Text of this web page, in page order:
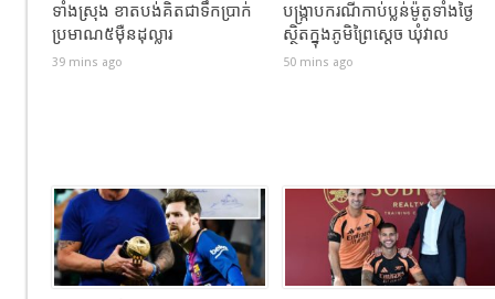
ទាំងស្រុង ខាតបង់គិតជាទឹកប្រាក់
ប្រមាណ៥ម៉ឺនដុល្លារ
39 mins ago
បង្ក្រាបករណីកាប់ប្លន់ម៉ូតូទាំងថ្ងៃ
ស្ថិតក្នុងភូមិព្រៃស្ដេច ឃុំវាល
50 mins ago